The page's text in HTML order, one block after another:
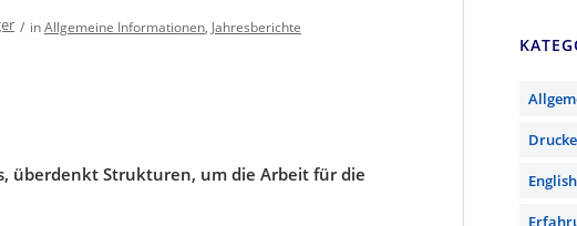
/ inAllgemeine Informationen, Jahresberichte
überdenkt Strukturen, um die Arbeit für die
English